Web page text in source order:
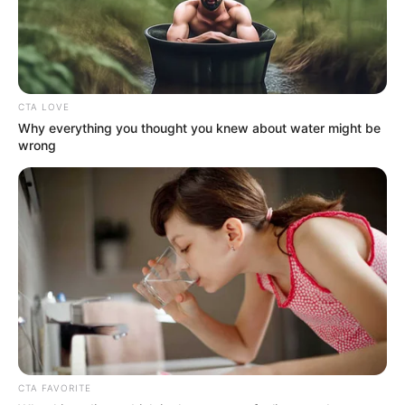
Ακολουθήστε το evianews.com στοGoogle
News
CTA LOVE
Why everything you thought you knew about water might be
wrong
CTA FAVORITE